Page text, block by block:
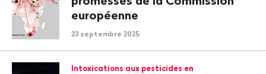
européenne
23 septembre 2025
Intoxications aux pesticides en